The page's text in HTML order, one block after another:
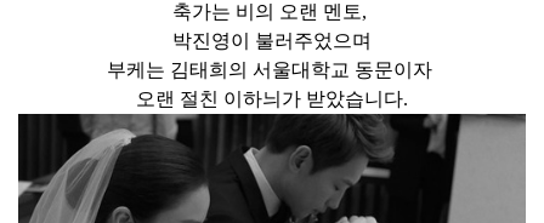
축가는 비의 오랜 멘토,
박진영이 불러주었으며
부케는 김태희의 서울대학교 동문이자
오랜 절친 이하늬가 받았습니다.